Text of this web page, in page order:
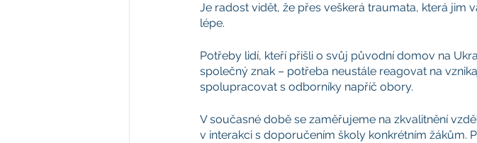
Je radost vidět, že přes veškerá traumata, která jim
lépe.
Potřeby lidí, kteří přišli o svůj původní domov na
společný znak – potřeba neustále reagovat na
spolupracovat s odborníky napříč obory.
V současné době se zaměřujeme na zkvalitnění
v interakci s doporučením školy konkrétním žákům.